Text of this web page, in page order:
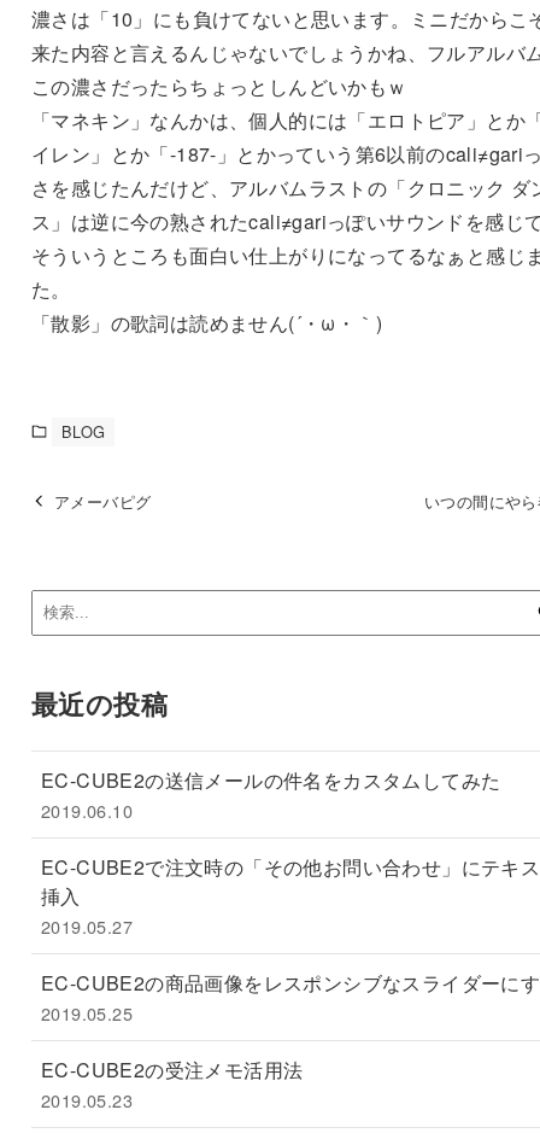
濃さは「10」にも負けてないと思います。ミニだからこ
来た内容と言えるんじゃないでしょうかね、フルアルバ
この濃さだったらちょっとしんどいかもｗ
「マネキン」なんかは、個人的には「エロトピア」とか
イレン」とか「-187-」とかっていう第6以前のcali≠gari
さを感じたんだけど、アルバムラストの「クロニック ダ
ス」は逆に今の熟されたcali≠gariっぽいサウンドを感じ
そういうところも面白い仕上がりになってるなぁと感じ
た。
「散影」の歌詞は読めません(´・ω・｀)
BLOG
アメーバピグ いつの間にや
最近の投稿
EC-CUBE2の送信メールの件名をカスタムしてみた
2019.06.10
EC-CUBE2で注文時の「その他お問い合わせ」にテキ
挿入
2019.05.27
EC-CUBE2の商品画像をレスポンシブなスライダーに
2019.05.25
EC-CUBE2の受注メモ活用法
2019.05.23